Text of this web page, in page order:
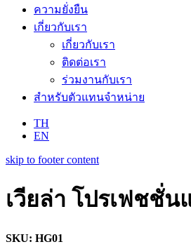
ความยั่งยืน
เกี่ยวกับเรา
เกี่ยวกับเรา
ติดต่อเรา
ร่วมงานกับเรา
สำหรับตัวแทนจำหน่าย
TH
EN
skip to footer content
เวียล่า โปรเฟชชั่น
SKU: HG01